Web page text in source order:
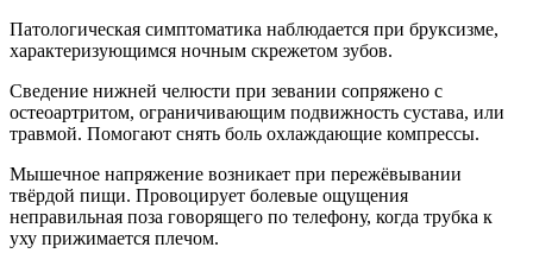
Патологическая симптоматика наблюдается при бруксизме,
характеризующимся ночным скрежетом зубов.
Сведение нижней челюсти при зевании сопряжено с
остеоартритом, ограничивающим подвижность сустава, или
травмой. Помогают снять боль охлаждающие компрессы.
Мышечное напряжение возникает при пережёвывании
твёрдой пищи. Провоцирует болевые ощущения
неправильная поза говорящего по телефону, когда трубка к
уху прижимается плечом.